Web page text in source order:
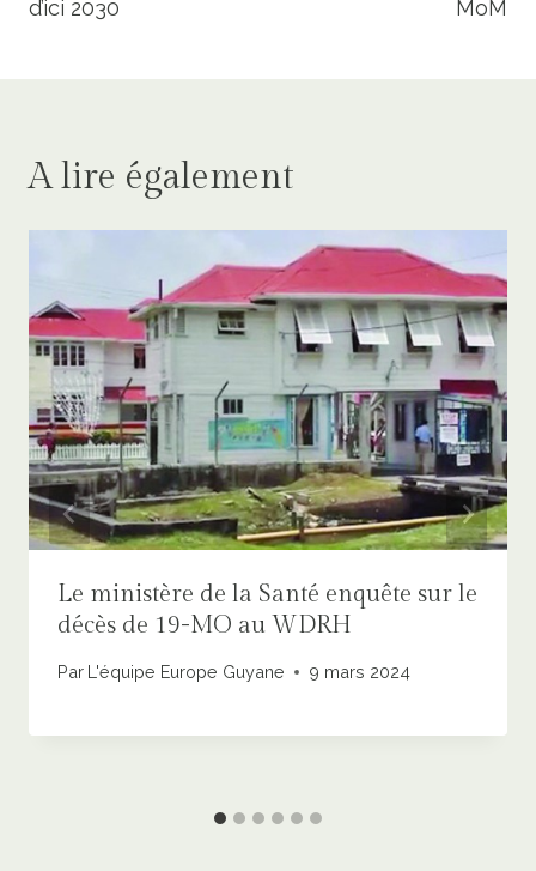
d’ici 2030 MoM
A lire également
Le ministère de la Santé enquête sur le
décès de 19-MO au WDRH
Par L'équipe Europe Guyane 9 mars 2024